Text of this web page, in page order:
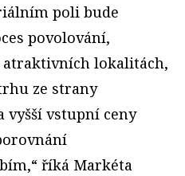
poli bude
povolování,
atraktivních lokalitách,
ze strany
vyšší vstupní ceny
říká Markéta